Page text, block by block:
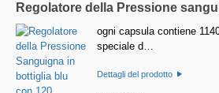
Regolatore della Pressione
ogni capsula contiene
speciale d…
Dettagli del prodotto